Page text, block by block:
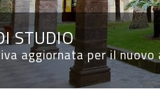
STUDIO
aggiornata per il nuovo